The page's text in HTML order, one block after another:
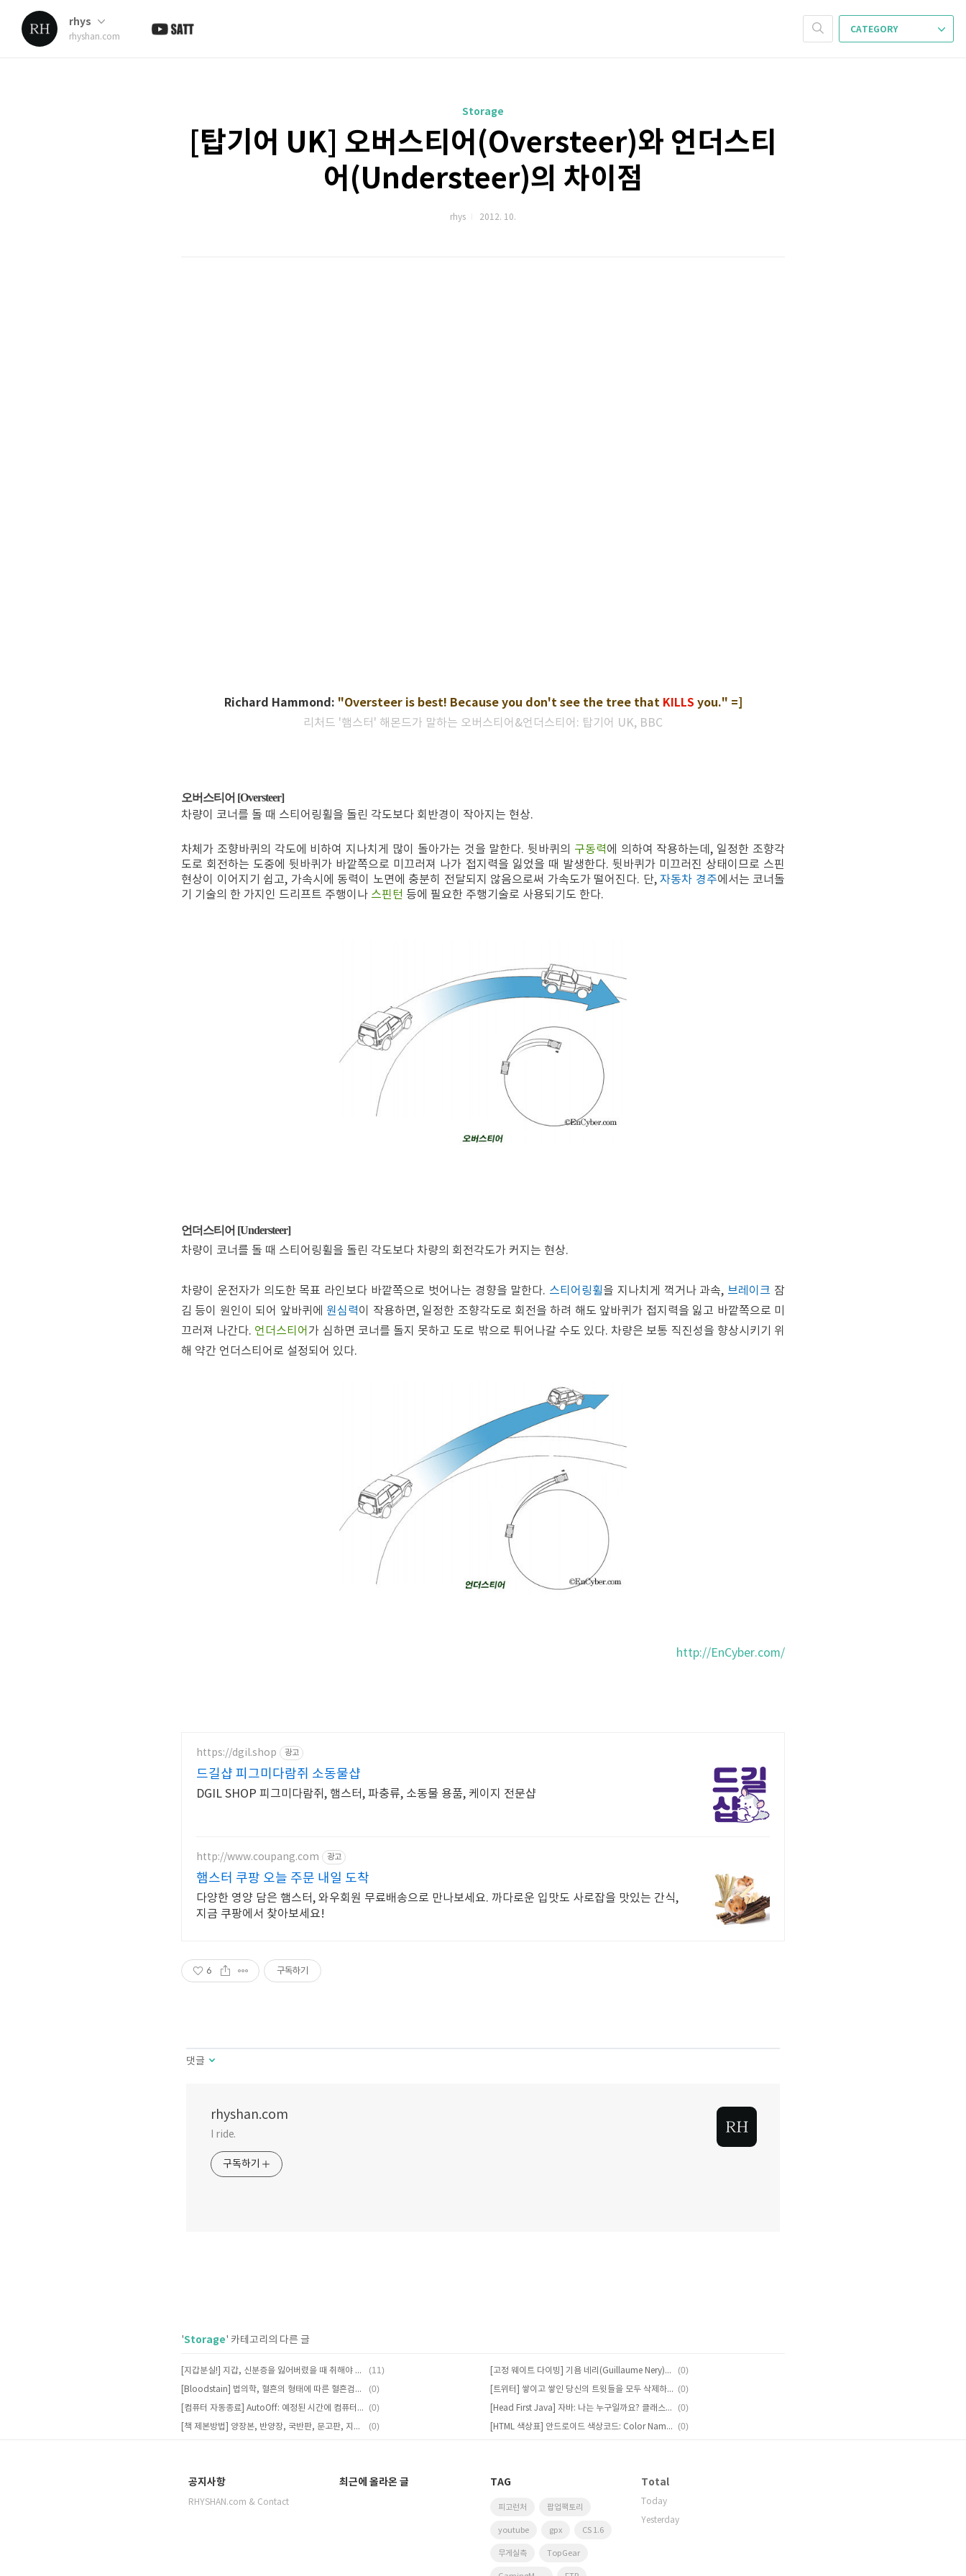
rhys
rhyshan.com
CATEGORY
Storage
[탑기어 UK] 오버스티어(Oversteer)와 언더스티
어(Understeer)의 차이점
rhys 2012. 10.
Richard Hammond: "Oversteer is best! Because you don't see the tree that KILLS you." =]
리처드 '햄스터' 해몬드가 말하는 오버스티어&언더스티어 : 탑기어 UK, BBC
오버스티어 [Oversteer]
차량이 코너를 돌 때 스티어링휠을 돌린 각도보다 회반경이 작아지는 현상.
차체가 조향바퀴의 각도에 비하여 지나치게 많이 돌아가는 것을 말한다. 뒷바퀴의 구동력에 의하여 작용하는데, 일정한 조향각
도로 회전하는 도중에 뒷바퀴가 바깥쪽으로 미끄러져 나가 접지력을 잃었을 때 발생한다. 뒷바퀴가 미끄러진 상태이므로 스핀
현상이 이어지기 쉽고, 가속시에 동력이 노면에 충분히 전달되지 않음으로써 가속도가 떨어진다. 단, 자동차 경주에서는 코너돌
기 기술의 한 가지인 드리프트 주행이나 스핀턴 등에 필요한 주행기술로 사용되기도 한다.
언더스티어 [Understeer]
차량이 코너를 돌 때 스티어링휠을 돌린 각도보다 차량의 회전각도가 커지는 현상.
차량이 운전자가 의도한 목표 라인보다 바깥쪽으로 벗어나는 경향을 말한다. 스티어링휠을 지나치게 꺽거나 과속, 브레이크 잠
김 등이 원인이 되어 앞바퀴에 원심력이 작용하면, 일정한 조향각도로 회전을 하려 해도 앞바퀴가 접지력을 잃고 바깥쪽으로 미
끄러져 나간다. 언더스티어 가 심하면 코너를 돌지 못하고 도로 밖으로 튀어나갈 수도 있다. 차량은 보통 직진성을 향상시키기 위
해 약간 언더스티어로 설정되어 있다.
http://EnCyber.com/
https://dgil.shop 광고
드길샵 피그미다람쥐 소동물샵
DGIL SHOP 피그미다람쥐, 햄스터, 파충류, 소동물 용품, 케이지 전문샵
http://www.coupang.com 광고
햄스터 쿠팡 오늘 주문 내일 도착
다양한 영양 담은 햄스터, 와우회원 무료배송으로 만나보세요. 까다로운 입맛도 사로잡을 맛있는 간식,
지금 쿠팡에서 찾아보세요!
6 구독하기
댓글
rhyshan.com
I ride.
구독하기
'Storage' 카테고리의 다른 글
[지갑분실!] 지갑, 신분증을 잃어버렸을 때 취해야 할 조치/행동요령은? 분실신고는 어디에? (11) [고정 웨이트 다이빙] 기욤 네리(Guillaume Nery)의 딘 블루홀(Dean's Blue Hole) 베이스 점프 (0)
[Bloodstain] 법의학, 혈흔의 형태에 따른 혈흔검사 관련 용어정리 (0) [트위터] 쌓이고 쌓인 당신의 트윗들을 모두 삭제하는 방법, TwitWipe (0)
[컴퓨터 자동종료] AutoOff: 예정된 시간에 컴퓨터를 종료해주는 프로그램 (0) [Head First Java] 자바: 나는 누구일까요? 클래스, 메소드, 객체, 인스턴스 변수 (0)
[책 제본방법] 양장본, 반양장, 국반판, 문고판, 지장본, 보급판, 페이퍼북, 하드커버, 소프트커버 (0) [HTML 색상표] 안드로이드 색상코드: Color Name / Color HEX (0)
공지사항
RHYSHAN.com & Contact
최근에 올라온 글 TAG
피고런처 팝업팩토리
youtube gpx CS 1.6
무게실측 TopGear
Total
Today
Yesterday